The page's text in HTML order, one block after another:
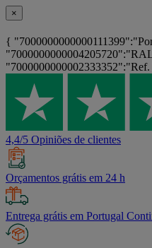
×
{
4,4/5 Opiniões de clientes
Orçamentos grátis em 24 h
Entrega grátis em Portugal